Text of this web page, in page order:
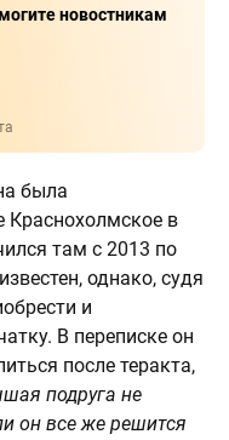
новостникам
была
Краснохолмское в
там с 2013 по
однако, судя
и
В переписке он
после теракта,
подруга не
он все же решится